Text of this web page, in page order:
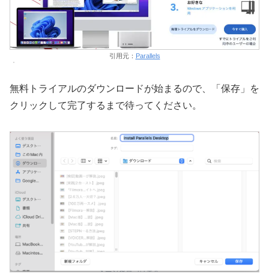
引用元： Parallels
無料トライアルのダウンロードが始まるので、「保存」を
クリックして完了するまで待ってください。